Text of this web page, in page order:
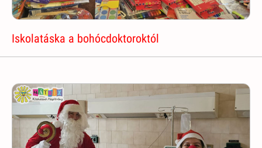
Iskolatáska a bohócdoktoroktól